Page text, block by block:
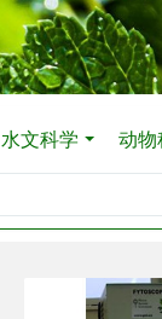
水文科学 动物